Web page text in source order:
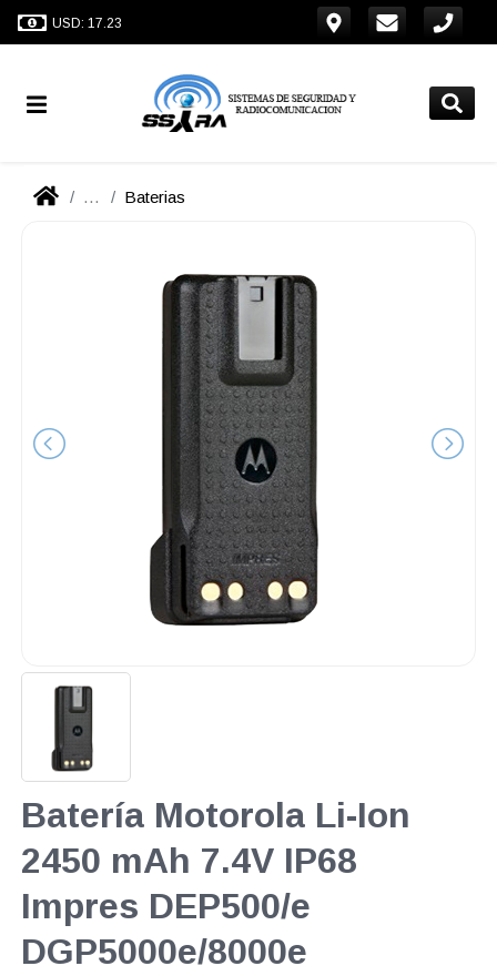
USD: 17.23
... Baterias
Batería Motorola Li-Ion
2450 mAh 7.4V IP68
Impres DEP500/e
DGP5000e/8000e